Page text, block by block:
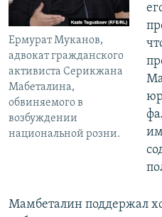
Ермурат Муканов,
адвокат гражданского
активиста Серикжана
Мабеталина,
обвиняемого в
возбуждении
национальной розни.
Мамбеталин поддержал